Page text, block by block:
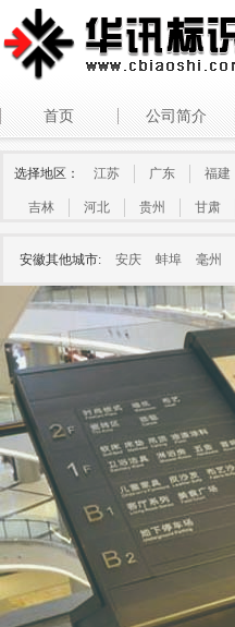
首页 公司简介
选择地区： 江苏 广东 福建
吉林 河北 贵州 甘肃
安徽其他城市: 安庆 蚌埠 毫州